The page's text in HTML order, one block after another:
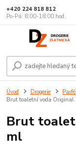
+420 224 818 812
Po-Pá: 8:00-18:00 hod.
Úvod Drogerie
Brut toaletní voda
Brut
ml